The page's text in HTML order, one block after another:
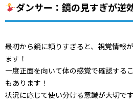
ダンサー：鏡の見すぎが逆
最初から鏡に頼りすぎると、 視覚情報
ます！
一度正面を向いて体の感覚で確認するこ
もあります！
状況に応じて使い分ける意識が大切です